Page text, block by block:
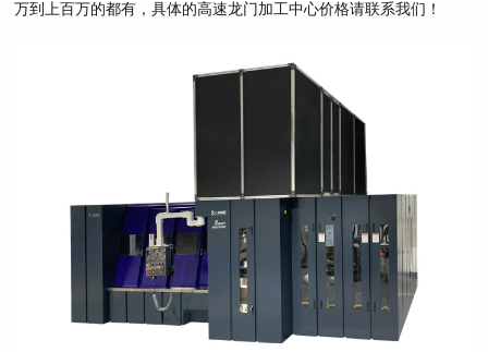
万到上百万的都有，具体的高速龙门加工中心价格请联系我们！